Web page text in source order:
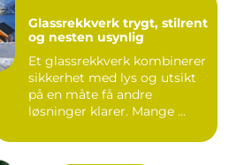
Glassrekkverk trygt, stilrent
og nesten usynlig
Et glassrekkverk kombinerer
sikkerhet med lys og utsikt
på en måte få andre
løsninger klarer. Mange ...